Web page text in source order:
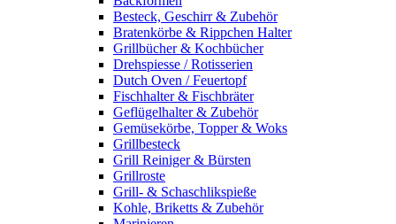
Besteck, Geschirr & Zubehör
Bratenkörbe & Rippchen Halter
Grillbücher & Kochbücher
Drehspiesse / Rotisserien
Dutch Oven / Feuertopf
Fischhalter & Fischbräter
Geflügelhalter & Zubehör
Gemüsekörbe, Topper & Woks
Grillbesteck
Grill Reiniger & Bürsten
Grillroste
Grill- & Schaschlikspieße
Kohle, Briketts & Zubehör